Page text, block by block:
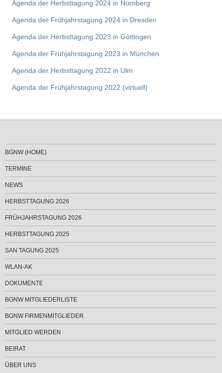
Agenda der Herbsttagung 2024 in Nürnberg
Agenda der Frühjahrstagung 2024 in Dresden
Agenda der Herbsttagung 2023 in Göttingen
Agenda der Frühjahrstagung 2023 in München
Agenda der Herbsttagung 2022 in Ulm
Agenda der Frühjahrstagung 2022 (virtuell)
BGNW (HOME)
TERMINE
NEWS
HERBSTTAGUNG 2026
FRÜHJAHRSTAGUNG 2026
HERBSTTAGUNG 2025
SAN TAGUNG 2025
WLAN-AK
DOKUMENTE
BGNW MITGLIEDERLISTE
BGNW FIRMENMITGLIEDER
MITGLIED WERDEN
BEIRAT
ÜBER UNS